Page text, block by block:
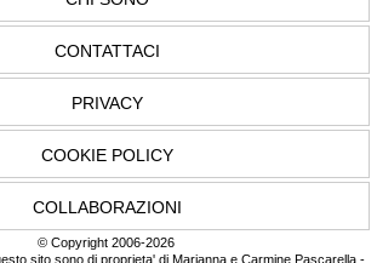
CONTATTACI
PRIVACY
COOKIE POLICY
COLLABORAZIONI
© Copyright 2006-2026
sito sono di proprieta' di Marianna e Carmine Pascarella -